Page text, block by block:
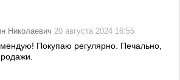
Николаевич 20 августа 2024 16:55
Покупаю регулярно. Печально,